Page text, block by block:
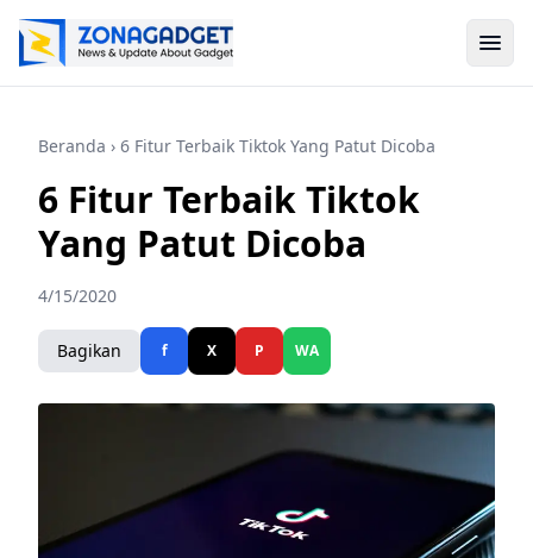
Beranda › 6 Fitur Terbaik Tiktok Yang Patut Dicoba
6 Fitur Terbaik Tiktok
Yang Patut Dicoba
4/15/2020
Bagikan f X P WA